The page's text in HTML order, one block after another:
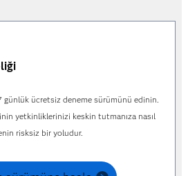
günlük ücretsiz deneme sürümünü edinin.
yetkinliklerinizi keskin tutmanıza nasıl
risksiz bir yoludur.